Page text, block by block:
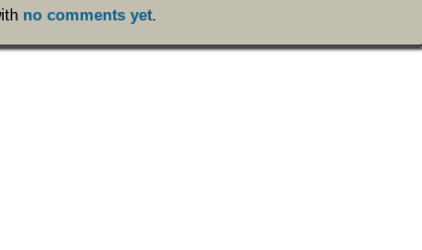
no comments yet.